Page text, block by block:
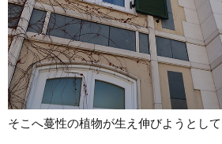
そこへ蔓性の植物が生え伸びようとして